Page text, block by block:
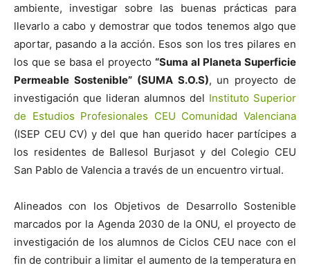
ambiente, investigar sobre las buenas prácticas para
llevarlo a cabo y demostrar que todos tenemos algo que
aportar, pasando a la acción. Esos son los tres pilares en
los que se basa el proyecto “Suma al Planeta Superficie
Permeable Sostenible” (SUMA S.O.S), un proyecto de
investigación que lideran alumnos del Instituto Superior
de Estudios Profesionales CEU Comunidad Valenciana
(ISEP CEU CV) y del que han querido hacer partícipes a
los residentes de Ballesol Burjasot y del Colegio CEU
San Pablo de Valencia a través de un encuentro virtual.
Alineados con los Objetivos de Desarrollo Sostenible
marcados por la Agenda 2030 de la ONU, el proyecto de
investigación de los alumnos de Ciclos CEU nace con el
fin de contribuir a limitar el aumento de la temperatura en